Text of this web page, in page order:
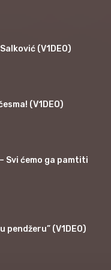
(V1DEO)
(V1DEO)
Svi ćemo ga pamtiti
pendžeru” (V1DEO)